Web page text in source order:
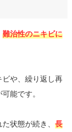
難治性のニキビに
や、繰り返し再
能です。
状態が続き、 長